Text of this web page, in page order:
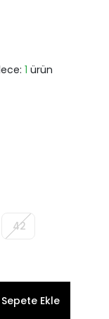
1 ürün
42
Sepete Ekle